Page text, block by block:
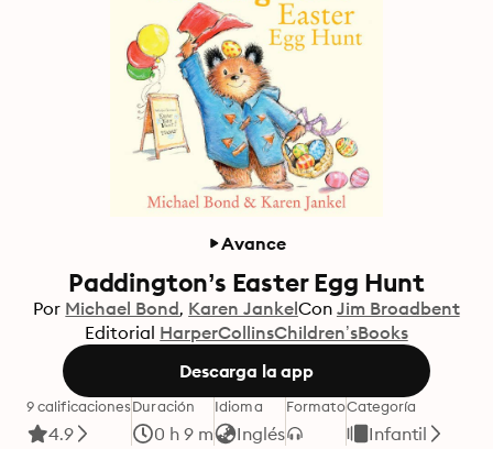
Avance
Paddington’s Easter Egg Hunt
Por Michael Bond Karen JankelCon Jim Broadbent
Editorial HarperCollinsChildren’sBooks
Descarga la app
9 calificaciones
4.9
Duración
0 h 9 m
Idioma
Inglés
FormatoCategoría
Infantil